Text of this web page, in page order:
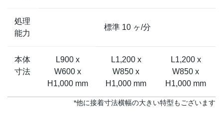
処理
能力
標準 10 ヶ/分
本体
寸法
L900 x
W600 x
H1,000 mm
L1,200 x
W850 x
H1,000 mm
L1,200 x
W850 x
H1,000 mm
*他に接着寸法横幅の大きい特型もございます